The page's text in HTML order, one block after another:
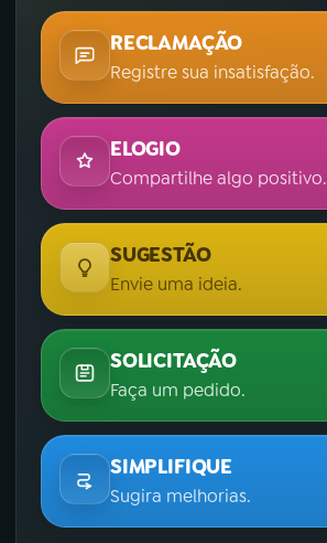
RECLAMAÇÃO
Registre sua insatisfação.
ELOGIO
Compartilhe algo positivo.
SUGESTÃO
Envie uma ideia.
SOLICITAÇÃO
Faça um pedido.
SIMPLIFIQUE
Sugira melhorias.